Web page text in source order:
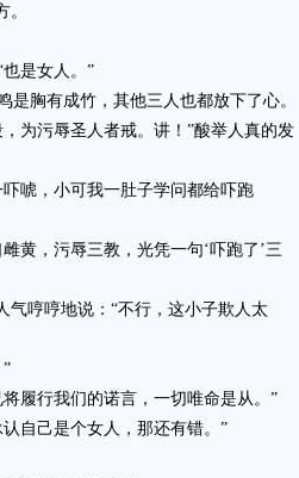
是女人。”
胸有成竹，其他三人也都放下了心。
为污辱圣人者戒。讲！”酸举人真的发
唬，小可我一肚子学问都给吓跑
，污辱三教，光凭一句‘吓跑了’三
哼哼地说：“不行，这小子欺人太
履行我们的诺言，一切唯命是从。”
自己是个女人，那还有错。”